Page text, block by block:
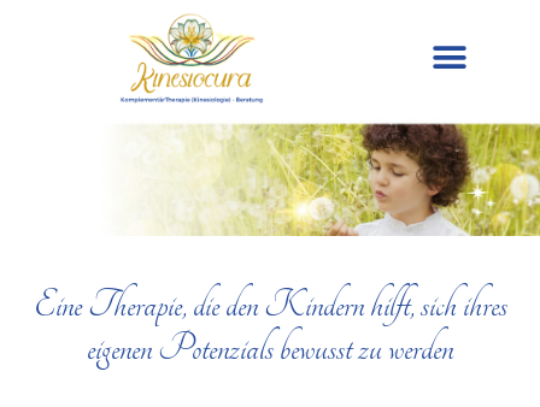
Eine Therapie, die den Kindern hilft, sich ihres
eigenen Potenzials bewusst zu werden